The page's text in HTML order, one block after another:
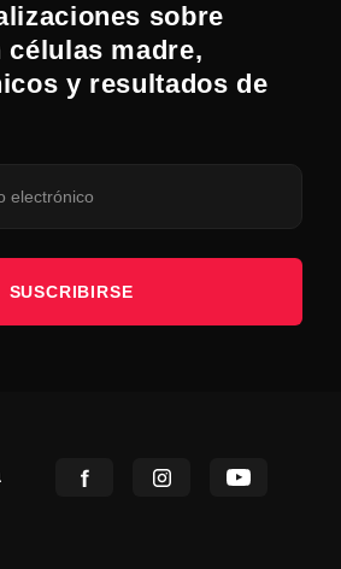
sobre
madre,
y resultados de
SUSCRIBIRSE